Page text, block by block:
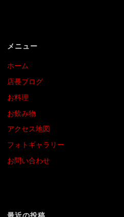
メニュー
ホーム
店長ブログ
お料理
お飲み物
アクセス地図
フォトギャラリー
お問い合わせ